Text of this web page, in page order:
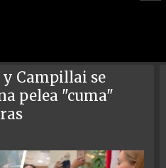
y Campillai se
pelea "cuma"